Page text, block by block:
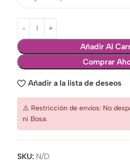
Añadir Al
Comprar
Añadir a la lista de deseos
⚠️ Restricción de envíos: No
ni Bosa.
SKU: N/D